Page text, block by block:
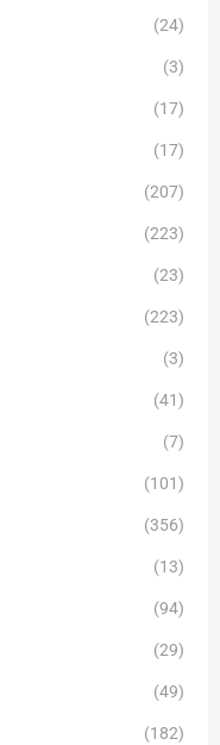
(24)
(3)
(17)
(17)
(207)
(223)
(23)
(223)
(3)
(41)
(7)
(101)
(356)
(13)
(94)
(29)
(49)
(182)